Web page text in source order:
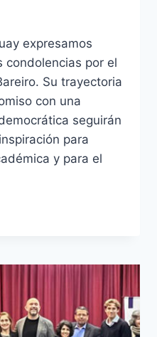
expresamos
condolencias por el
Su trayectoria
con una
seguirán
para
y para el